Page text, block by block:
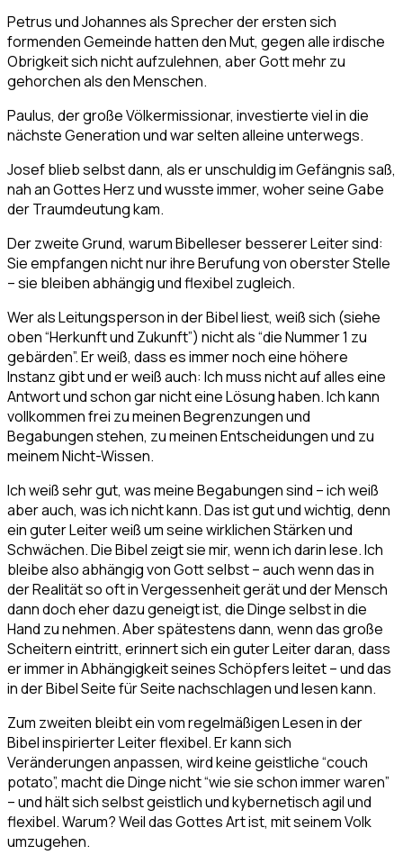
Petrus und Johannes als Sprecher der ersten sich
formenden Gemeinde hatten den Mut, gegen alle irdische
Obrigkeit sich nicht aufzulehnen, aber Gott mehr zu
gehorchen als den Menschen.
Paulus, der große Völkermissionar, investierte viel in die
nächste Generation und war selten alleine unterwegs.
Josef blieb selbst dann, als er unschuldig im Gefängnis saß,
nah an Gottes Herz und wusste immer, woher seine Gabe
der Traumdeutung kam.
Der zweite Grund, warum Bibelleser besserer Leiter sind:
Sie empfangen nicht nur ihre Berufung von oberster Stelle
– sie bleiben abhängig und flexibel zugleich.
Wer als Leitungsperson in der Bibel liest, weiß sich (siehe
oben “Herkunft und Zukunft”) nicht als “die Nummer 1 zu
gebärden”. Er weiß, dass es immer noch eine höhere
Instanz gibt und er weiß auch: Ich muss nicht auf alles eine
Antwort und schon gar nicht eine Lösung haben. Ich kann
vollkommen frei zu meinen Begrenzungen und
Begabungen stehen, zu meinen Entscheidungen und zu
meinem Nicht-Wissen.
Ich weiß sehr gut, was meine Begabungen sind – ich weiß
aber auch, was ich nicht kann. Das ist gut und wichtig, denn
ein guter Leiter weiß um seine wirklichen Stärken und
Schwächen. Die Bibel zeigt sie mir, wenn ich darin lese. Ich
bleibe also abhängig von Gott selbst – auch wenn das in
der Realität so oft in Vergessenheit gerät und der Mensch
dann doch eher dazu geneigt ist, die Dinge selbst in die
Hand zu nehmen. Aber spätestens dann, wenn das große
Scheitern eintritt, erinnert sich ein guter Leiter daran, dass
er immer in Abhängigkeit seines Schöpfers leitet – und das
in der Bibel Seite für Seite nachschlagen und lesen kann.
Zum zweiten bleibt ein vom regelmäßigen Lesen in der
Bibel inspirierter Leiter flexibel. Er kann sich
Veränderungen anpassen, wird keine geistliche “couch
potato”, macht die Dinge nicht “wie sie schon immer waren”
– und hält sich selbst geistlich und kybernetisch agil und
flexibel. Warum? Weil das Gottes Art ist, mit seinem Volk
umzugehen.